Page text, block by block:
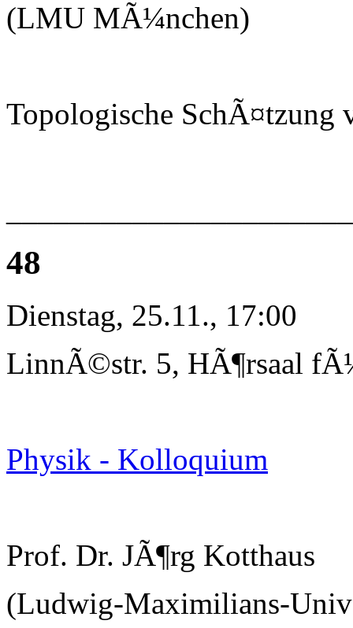
(LMU MÃ¼nchen)
Topologische SchÃ¤tzung
48
Dienstag, 25.11., 17:00
LinnÃ©str. 5, HÃ¶rsaal
Physik - Kolloquium
Prof. Dr. JÃ¶rg Kotthaus
(Ludwig-Maximilians-